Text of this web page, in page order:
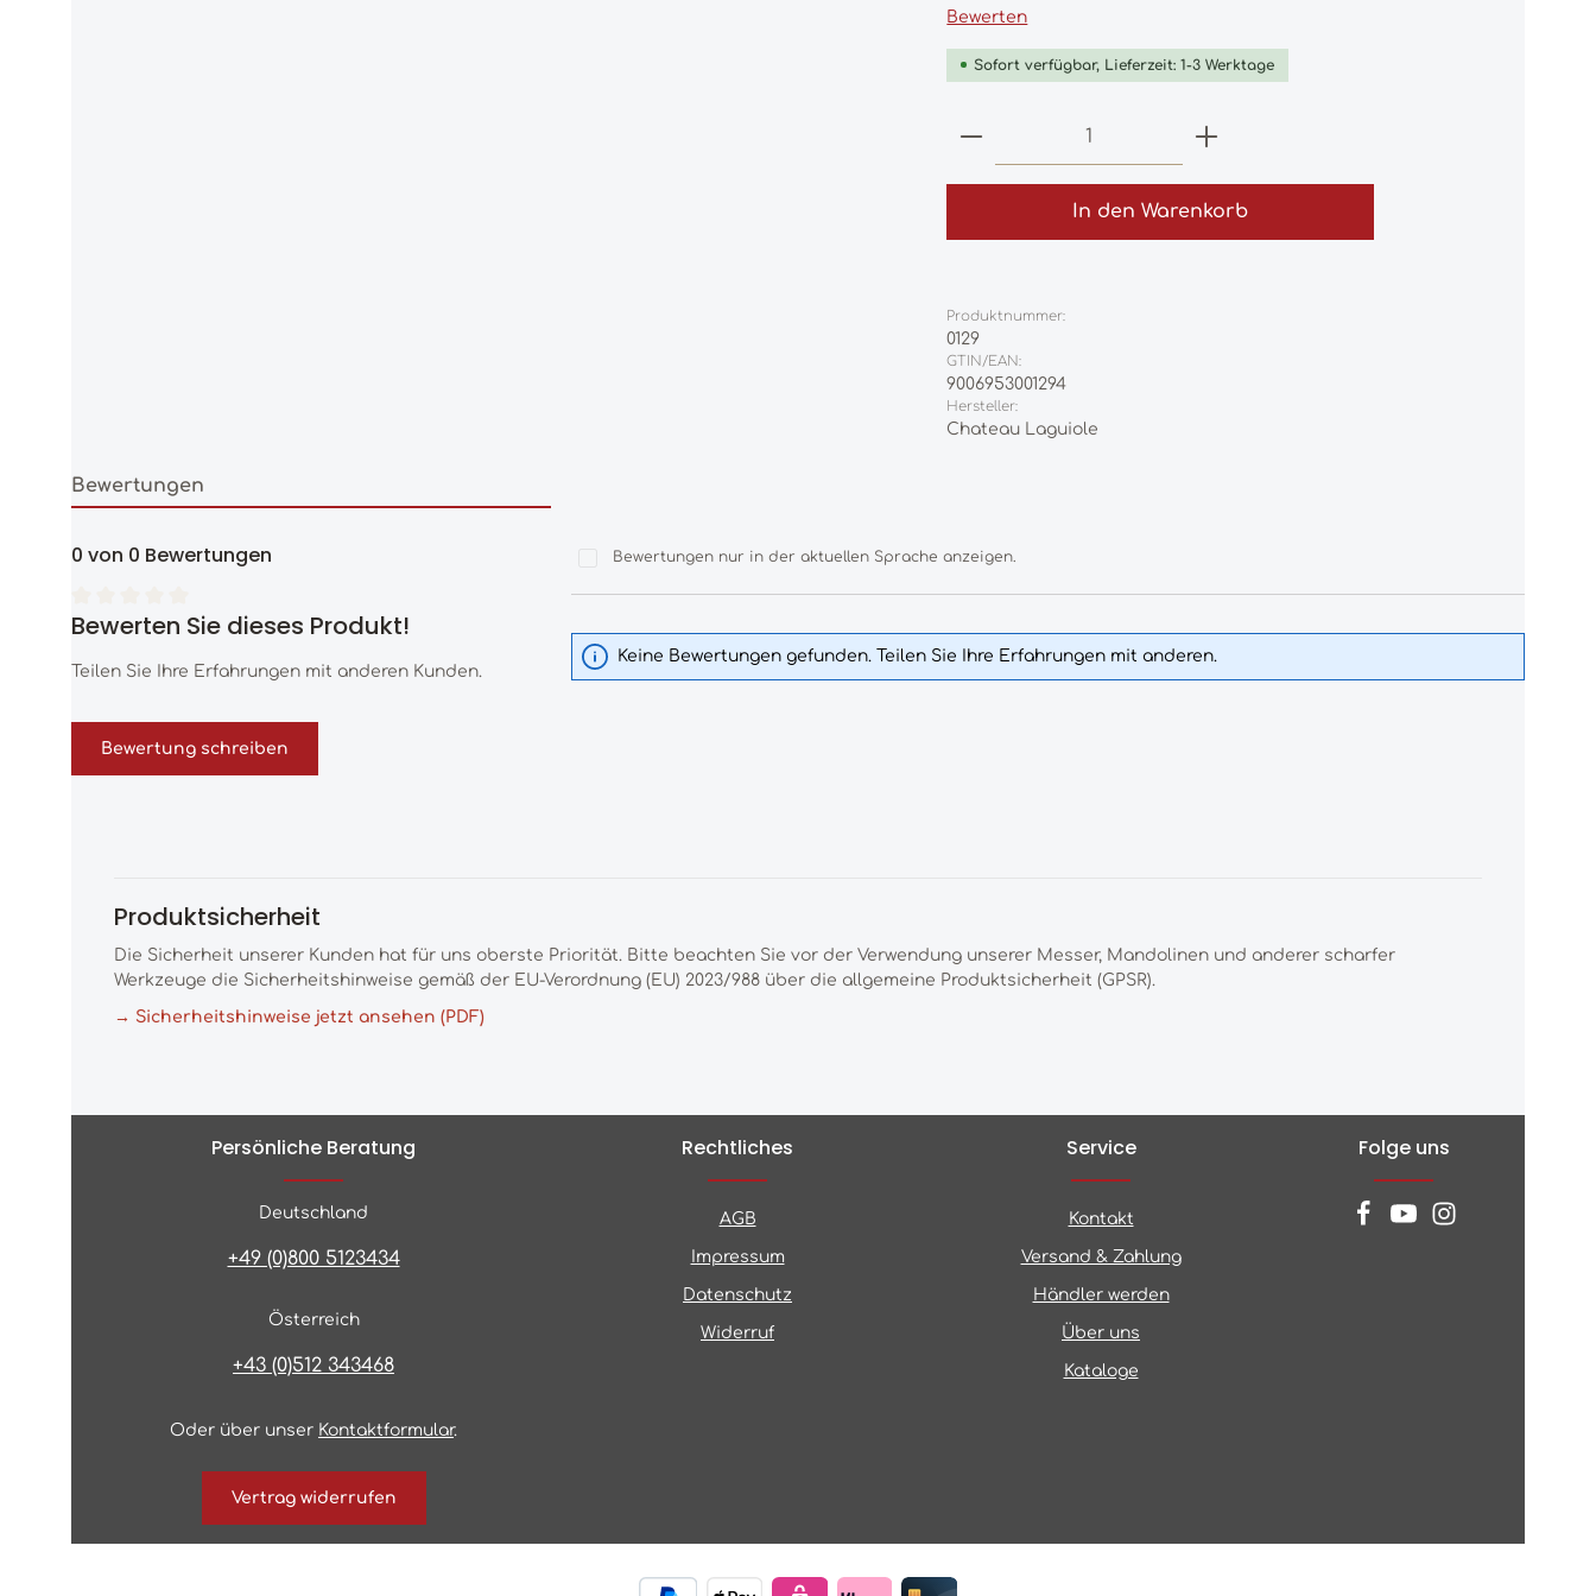
Durchschnittliche Bewertung von 0 von 5 Sternen
Bewerten
Sofort verfügbar, Lieferzeit: 1-3 Werktage
Produkt Anzahl: Gib den gewünschten
In den Warenkorb
Produktnummer:
0129
GTIN/EAN:
9006953001294
Hersteller:
Chateau Laguiole
Bewertungen
0 von 0 Bewertungen
Durchschnittliche Bewertung von 0 von 5 Sternen
Bewerten Sie dieses Produkt!
Teilen Sie Ihre Erfahrungen mit anderen Kunden.
Bewertung schreiben
Bewertungen nur in der aktuellen Sprache anzeigen.
Keine Bewertungen gefunden. Teilen Sie Ihre Erfahrungen mit anderen.
Produktsicherheit
Die Sicherheit unserer Kunden hat für uns oberste Priorität. Bitte beachten Sie vor der Verwendung unserer Messer, Mandolinen und anderer scharfer
Werkzeuge die Sicherheitshinweise gemäß der EU-Verordnung (EU) 2023/988 über die allgemeine Produktsicherheit (GPSR).
→ Sicherheitshinweise jetzt ansehen (PDF)
Persönliche Beratung
Deutschland
+49 (0)800 5123434
Österreich
+43 (0)512 343468
Oder über unser Kontaktformular.
Vertrag widerrufen
Rechtliches
AGB
Impressum
Datenschutz
Widerruf
Service
Kontakt
Versand & Zahlung
Händler werden
Über uns
Kataloge
Folge uns